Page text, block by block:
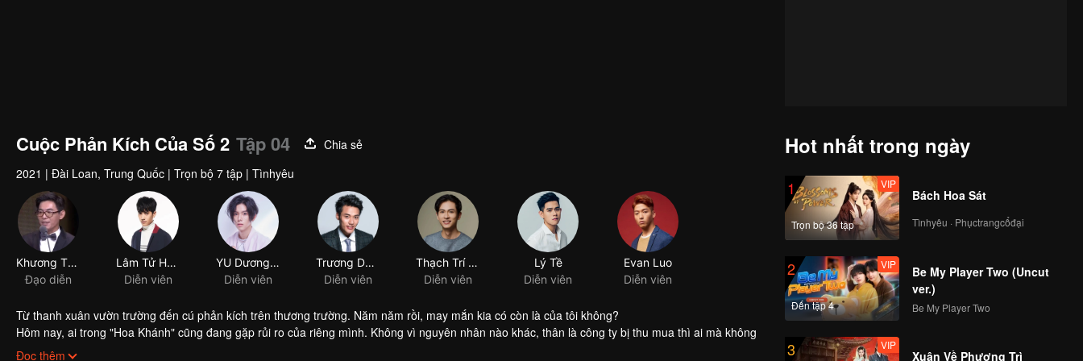
Cuộc Phản Kích Của Số 2 Tập 04
Chia sẻ
2021 | Đài Loan, Trung Quốc | Trọn bộ 7 tập | Tìnhyêu
Khương Thụy Trí
Đạo diễn
Lâm Tử Hoành
Diễn viên
YU Dương Vũ Đằng
Diễn viên
Trương Duệ Gia
Diễn viên
Thạch Trí Điền
Diễn viên
Lý Tề
Diễn viên
Từ thanh xuân vườn trường đến cú phản kích trên thương trường. Năm năm rồi, may mắn kia có còn là của tôi không?
Hôm nay, ai trong "Hoa Khánh" cũng đang gặp rủi ro của riêng mình. Không vì nguyên nhân nào khác, thân là công ty bị thu mua thì ai mà không
lo cho bát cơm của mình? Dù cho người phụ trách đã đảm bảo rằng bên mua sẽ không dễ dàng điều động nhân sự, nhưng không thể chắc chắn
Đọc thêm
Hot nhất trong ngày
1
Trọn bộ 36 tập
VIP
Bách Hoa Sát
Tìnhyêu · Phụctrangcổđại
2
Đến tập 4
VIP
Be My Player Two (Uncut
ver.)
Be My Player Two
3 VIP
Xuân Về Phượng Trì